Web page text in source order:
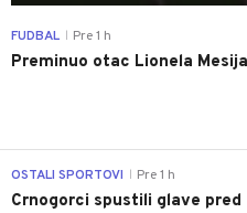
FUDBAL Pre 1 h
Preminuo otac Lionela Mesija
OSTALI SPORTOVI Pre 1 h
Crnogorci spustili glave pred